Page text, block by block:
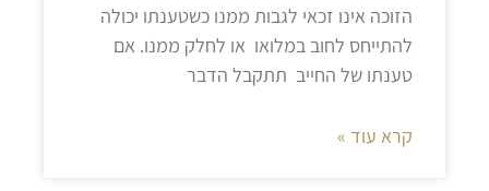
הזוכה אינו זכאי לגבות ממנו כשטענתו יכולה
להתייחס לחוב במלואו או לחלק ממנו. אם
טענתו של החייב תתקבל הדבר
קרא עוד »